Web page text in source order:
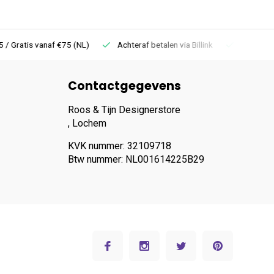
vanaf €75 (NL) Achteraf betalen via Billink
Contactgegevens
Roos & Tijn Designerstore
, Lochem
KVK nummer: 32109718
Btw nummer: NL001614225B29